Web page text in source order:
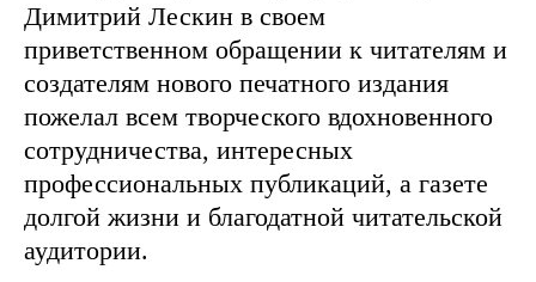
Димитрий Лескин в своем
приветственном обращении к читателям и
создателям нового печатного издания
пожелал всем творческого вдохновенного
сотрудничества, интересных
профессиональных публикаций, а газете
долгой жизни и благодатной читательской
аудитории.